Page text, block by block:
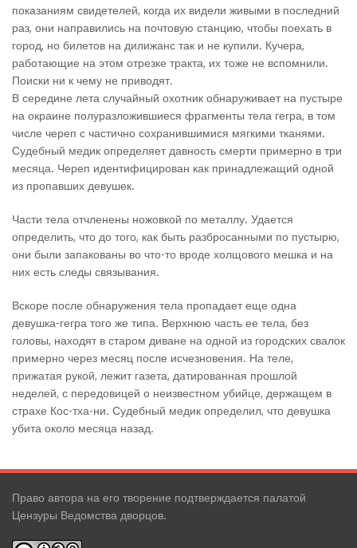
показаниям свидетелей, когда их видели живыми в последний
раз, они направились на почтовую станцию, чтобы поехать в
город, но билетов на дилижанс так и не купили. Кучера,
работающие на этом отрезке тракта, их тоже не вспомнили.
Поиски ни к чему не приводят.
В середине лета случайный охотник обнаруживает на пустыре
на окраине полуразложившиеся фрагменты тела гегра, в том
числе череп с частично сохранившимися мягкими тканями.
Судебный медик определяет давность смерти примерно в три
месяца. Череп идентифицирован как принадлежащий одной
из пропавших девушек.
Части тела отчленены ножовкой по металлу. Удается
определить, что до того, как быть разбросанными по пустырю,
они были запакованы во что-то вроде холщового мешка и на
них есть следы связывания.
Вскоре после обнаружения тела пропадает еще одна
девушка-гегра того же типа. Верхнюю часть ее тела, без
головы, находят в старом диване на одной из городских свалок
примерно через месяц после исчезновения. На теле,
прижатая рукой, лежит газета, датированная прошлой
неделей, с передовицей о неизвестном убийце, держащем в
страхе Кос-тха-ни. Судебный медик определил, что девушка
убита около месяца назад.
Право автора на его творение подтверждается палатой
Цензуры Ведомства дворцов.